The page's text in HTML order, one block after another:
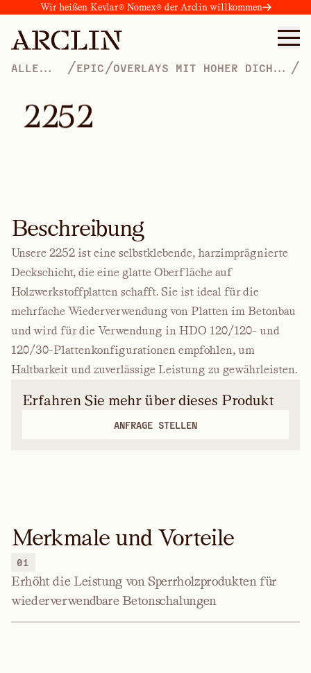
Wir heißen Kevlar® Nomex® der Arclin willkommen
ALLE
/EPIC /OVERLAYS MIT HOHER DICHTE /
2252
Beschreibung
Unsere 2252 ist eine selbstklebende, harzimprägnierte
Deckschicht, die eine glatte Oberfläche auf
Holzwerkstoffplatten schafft. Sie ist ideal für die
mehrfache Wiederverwendung von Platten im Betonbau
und wird für die Verwendung in HDO 120/120- und
120/30-Plattenkonfigurationen empfohlen, um
Haltbarkeit und zuverlässige Leistung zu gewährleisten.
Erfahren Sie mehr über dieses Produkt
ANFRAGE STELLEN
Merkmale und Vorteile
01
Erhöht die Leistung von Sperrholzprodukten für
wiederverwendbare Betonschalungen